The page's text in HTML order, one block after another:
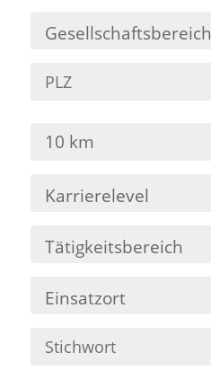
Karriere
Presse
News Archiv
Gesellschaftsbereich
10 km
Karrierelevel
Tätigkeitsbereich
Einsatzort